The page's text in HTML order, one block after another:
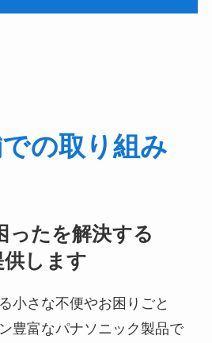
の取り組み
ったを解決する
供します
小さな不便やお困りごと
豊富なパナソニック製品で